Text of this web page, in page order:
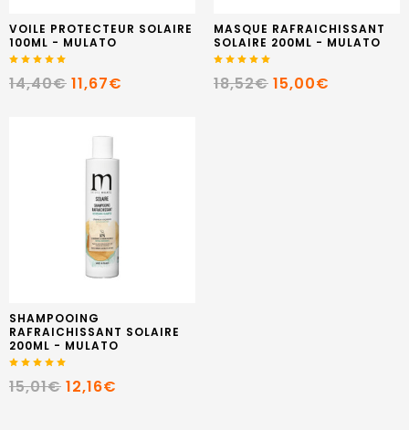
VOILE PROTECTEUR SOLAIRE
100ML - MULATO
14,40€ 11,67€
MASQUE RAFRAICHISSANT
SOLAIRE 200ML - MULATO
18,52€ 15,00€
SHAMPOOING
RAFRAICHISSANT SOLAIRE
200ML - MULATO
15,01€ 12,16€